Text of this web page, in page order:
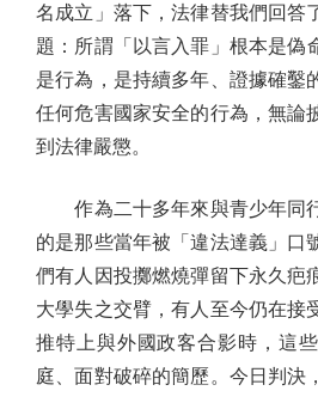
名成立」落下，法律替我們回答
題：所謂「以言入罪」根本是
是行為，是持續多年、證據確鑿
任何危害國家安全的行為，無論
到法律嚴懲。
作為二十多年來與青少年同
的是那些當年被「違法達義」口
們有人因投擲燃燒彈留下永久疤
大學失之交臂，有人至今仍在接
推特上與外國政客合影時，這
庭、面對破碎的簡歷。今日判決